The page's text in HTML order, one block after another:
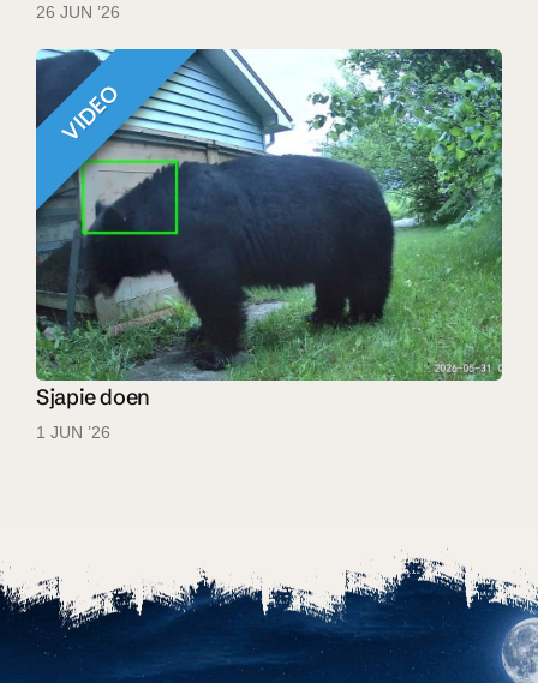
26 JUN ’26
VIDEO
Sjapie doen
1 JUN ’26